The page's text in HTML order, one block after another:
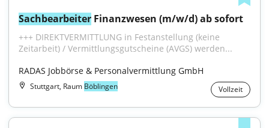
Sachbearbeiter Finanzwesen (m/w/d) ab sofort
+++ DIREKTVERMITTLUNG in Festanstellung (keine
Zeitarbeit) / Vermittlungsgutscheine (AVGS) werden...
RADAS Jobbörse & Personalvermittlung GmbH
Stuttgart, Raum Böblingen Vollzeit